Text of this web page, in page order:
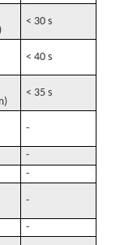
< 30 s
< 40 s
< 35 s
-
-
-
-
-